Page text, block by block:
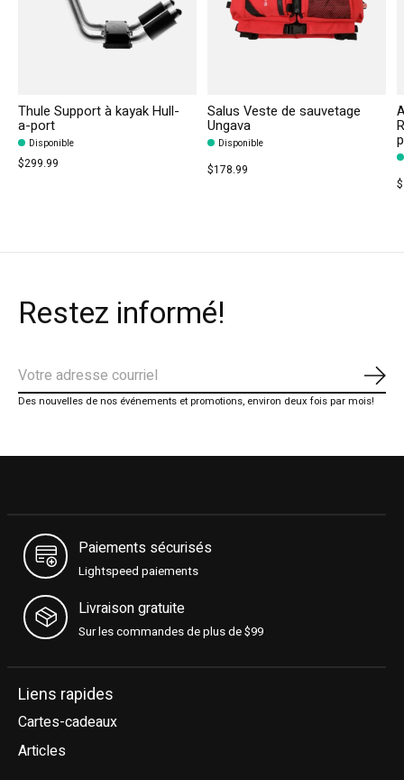
Thule Support à kayak Hull-
a-port
Disponible
$299.99
Salus Veste de sauvetage
Ungava
Disponible
$178.99
Restez informé!
Des nouvelles de nos événements et promotions, environ deux fois par mois!
Paiements sécurisés
Lightspeed paiements
Livraison gratuite
Sur les commandes de plus de $99
Liens rapides
Cartes-cadeaux
Articles